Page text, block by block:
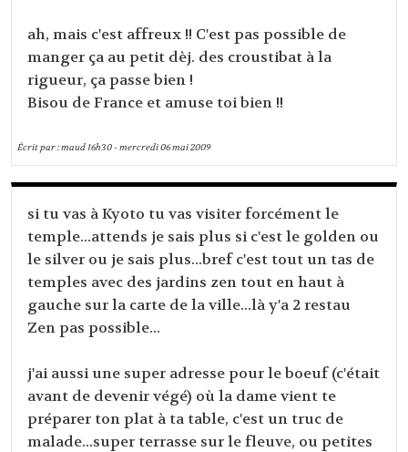
ah, mais c'est affreux !! C'est pas possible de
manger ça au petit dèj. des croustibat à la
rigueur, ça passe bien !
Bisou de France et amuse toi bien !!
Écrit par :maud16h30-mercredi 06mai 2009
si tu vas à Kyoto tu vas visiter forcément le
temple...attends je sais plus si c'est le golden ou
le silver ou je sais plus...bref c'est tout un tas de
temples avec des jardins zen tout en haut à
gauche sur la carte de la ville...là y'a 2 restau
Zen pas possible...
j'ai aussi une super adresse pour le boeuf (c'était
avant de devenir végé) où la dame vient te
préparer ton plat à ta table, c'est un truc de
malade...super terrasse sur le fleuve, ou petites